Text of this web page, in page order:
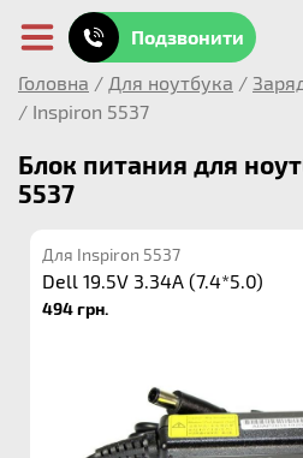
Подзвонити
Головна / Для ноутбука /
/ Inspiron 5537
Блок питания для
5537
Для Inspiron 5537
Dell 19.5V 3.34A (7.4*5.0)
494 грн.